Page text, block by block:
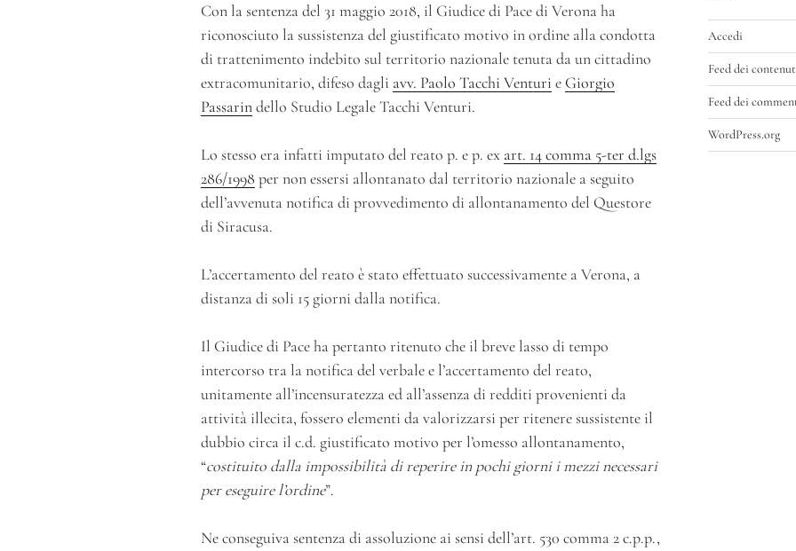
Con la sentenza del 31 maggio 2018, il Giudice di Pace di Verona ha
riconosciuto la sussistenza del giustificato motivo in ordine alla condotta
di trattenimento indebito sul territorio nazionale tenuta da un cittadino
extracomunitario, difeso dagli avv. Paolo Tacchi Venturi e Giorgio
Passarindello Studio Legale Tacchi Venturi.
Lo stesso era infatti imputato del reato p. e p. ex art. 14 comma 5-ter d.lgs
286/1998 per non essersi allontanato dal territorio nazionale a seguito
dell’avvenuta notifica di provvedimento di allontanamento del Questore
di Siracusa.
L’accertamento del reato è stato effettuato successivamente a Verona, a
distanza di soli 15 giorni dalla notifica.
Il Giudice di Pace ha pertanto ritenuto che il breve lasso di tempo
intercorso tra la notifica del verbale e l’accertamento del reato,
unitamente all’incensuratezza ed all’assenza di redditi provenienti da
attività illecita, fossero elementi da valorizzarsi per ritenere sussistente il
dubbio circa il c.d. giustificato motivo per l’omesso allontanamento,
“costituito dalla impossibilità di reperire in pochi giorni i mezzi necessari
per eseguire l’ordine”.
Ne conseguiva sentenza di assoluzione ai sensi dell’art. 530 comma 2 c.p.p.,
Accedi
Feed dei
Feed dei
WordPress.org